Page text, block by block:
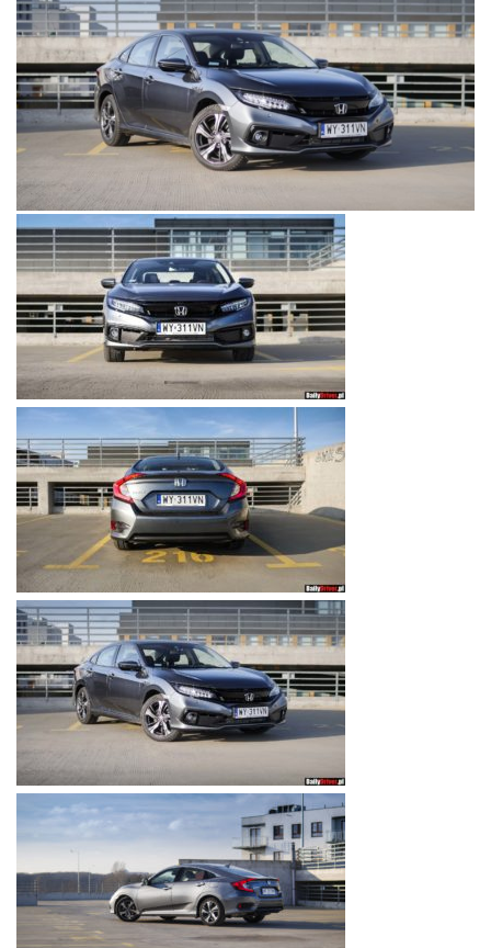
Kalkulatory
Przelicznik mocy
Auto z niemiec
Galerie